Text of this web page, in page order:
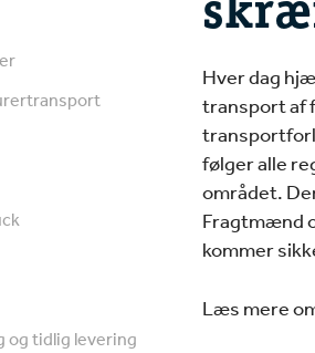
og tidlig levering
Hver dag
transport af
følger alle
området.
Fragtmænd
kommer
Læs mere